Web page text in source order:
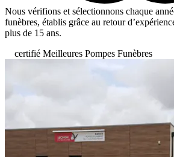
Nous vérifions et sélectionnons chaque
funèbres, établis grâce au retour
plus de 15 ans.
certifié Meilleures Pompes Funèbres